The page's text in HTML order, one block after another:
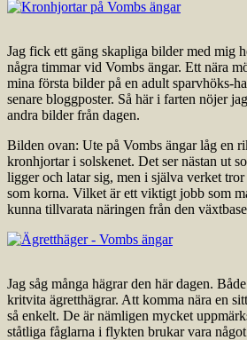
Jag fick ett gäng skapliga bilder med mig
några timmar vid Vombs ängar. Ett nära
mina första bilder på en adult sparvhöks-
senare bloggposter. Så här i farten nöjer
andra bilder från dagen.
Bilden ovan: Ute på Vombs ängar låg en
kronhjortar i solskenet. Det ser nästan ut
ligger och latar sig, men i själva verket
som korna. Vilket är ett viktigt jobb som
kunna tillvarata näringen från den
Jag såg många hägrar den här dagen.
kritvita ägretthägrar. Att komma nära en
så enkelt. De är nämligen mycket
ståtliga fåglarna i flykten brukar vara